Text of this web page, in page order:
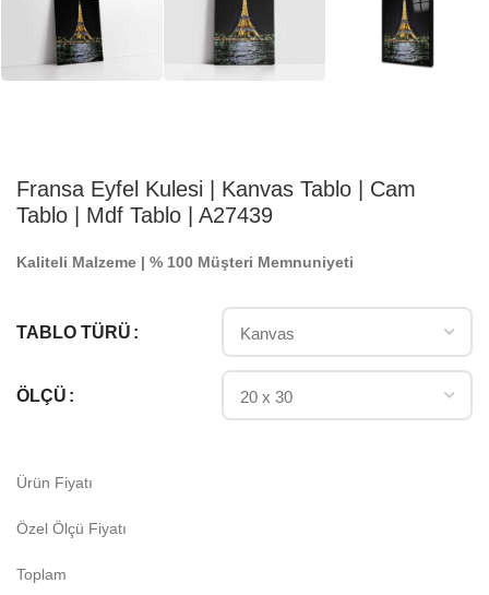
Fransa Eyfel Kulesi | Kanvas Tablo | Cam
Tablo | Mdf Tablo | A27439
Kaliteli Malzeme | % 100 Müşteri Memnuniyeti
TABLO TÜRÜ
ÖLÇÜ
Ürün Fiyatı
Özel Ölçü Fiyatı
Toplam